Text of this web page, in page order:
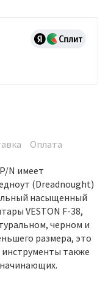
Оплата
N имеет
(Dreadnought)
насыщенный
VESTON F-38,
черном и
размера, это
также